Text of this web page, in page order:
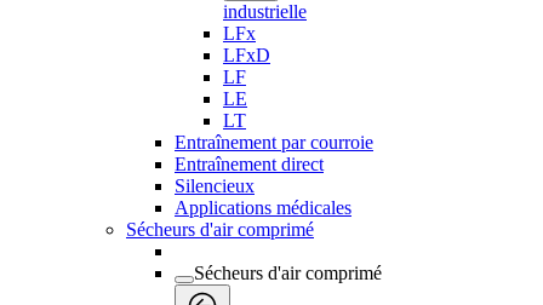
industrielle
LFx
LFxD
LF
LE
LT
Entraînement par courroie
Entraînement direct
Silencieux
Applications médicales
Sécheurs d'air comprimé
Sécheurs d'air comprimé